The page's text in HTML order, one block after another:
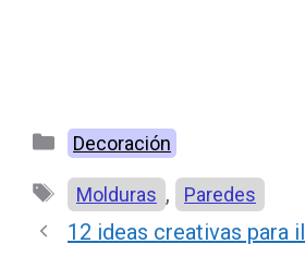
Categorías
Decoración
Etiquetas
Molduras , Paredes
12 ideas creativas para